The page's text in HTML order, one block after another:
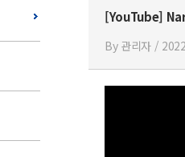
[YouTube]
By 관리자 /